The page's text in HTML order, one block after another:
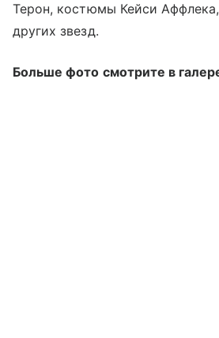
Терон, костюмы Кейси
других звезд.
Больше фото смотрите в